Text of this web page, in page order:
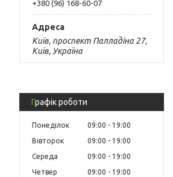
+380 (96) 168-60-07
Київ, проспект Палладіна 27,
Київ, Україна
Графік роботи
Понеділок 09:00
19:00
Вівторок
09:00
19:00
Середа
09:00
19:00
Четвер
09:00
19:00